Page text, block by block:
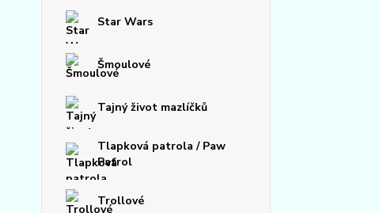
Star Wars
Šmoulové
Tajný život mazlíčků
Tlapková patrola / Paw
Patrol
Trollové